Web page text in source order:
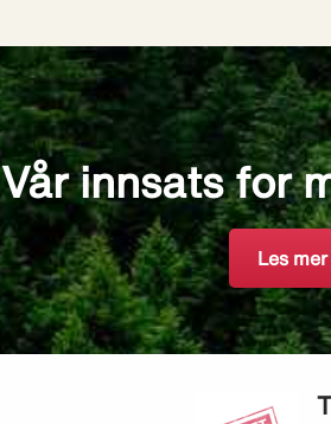
Vår innsats for
Les